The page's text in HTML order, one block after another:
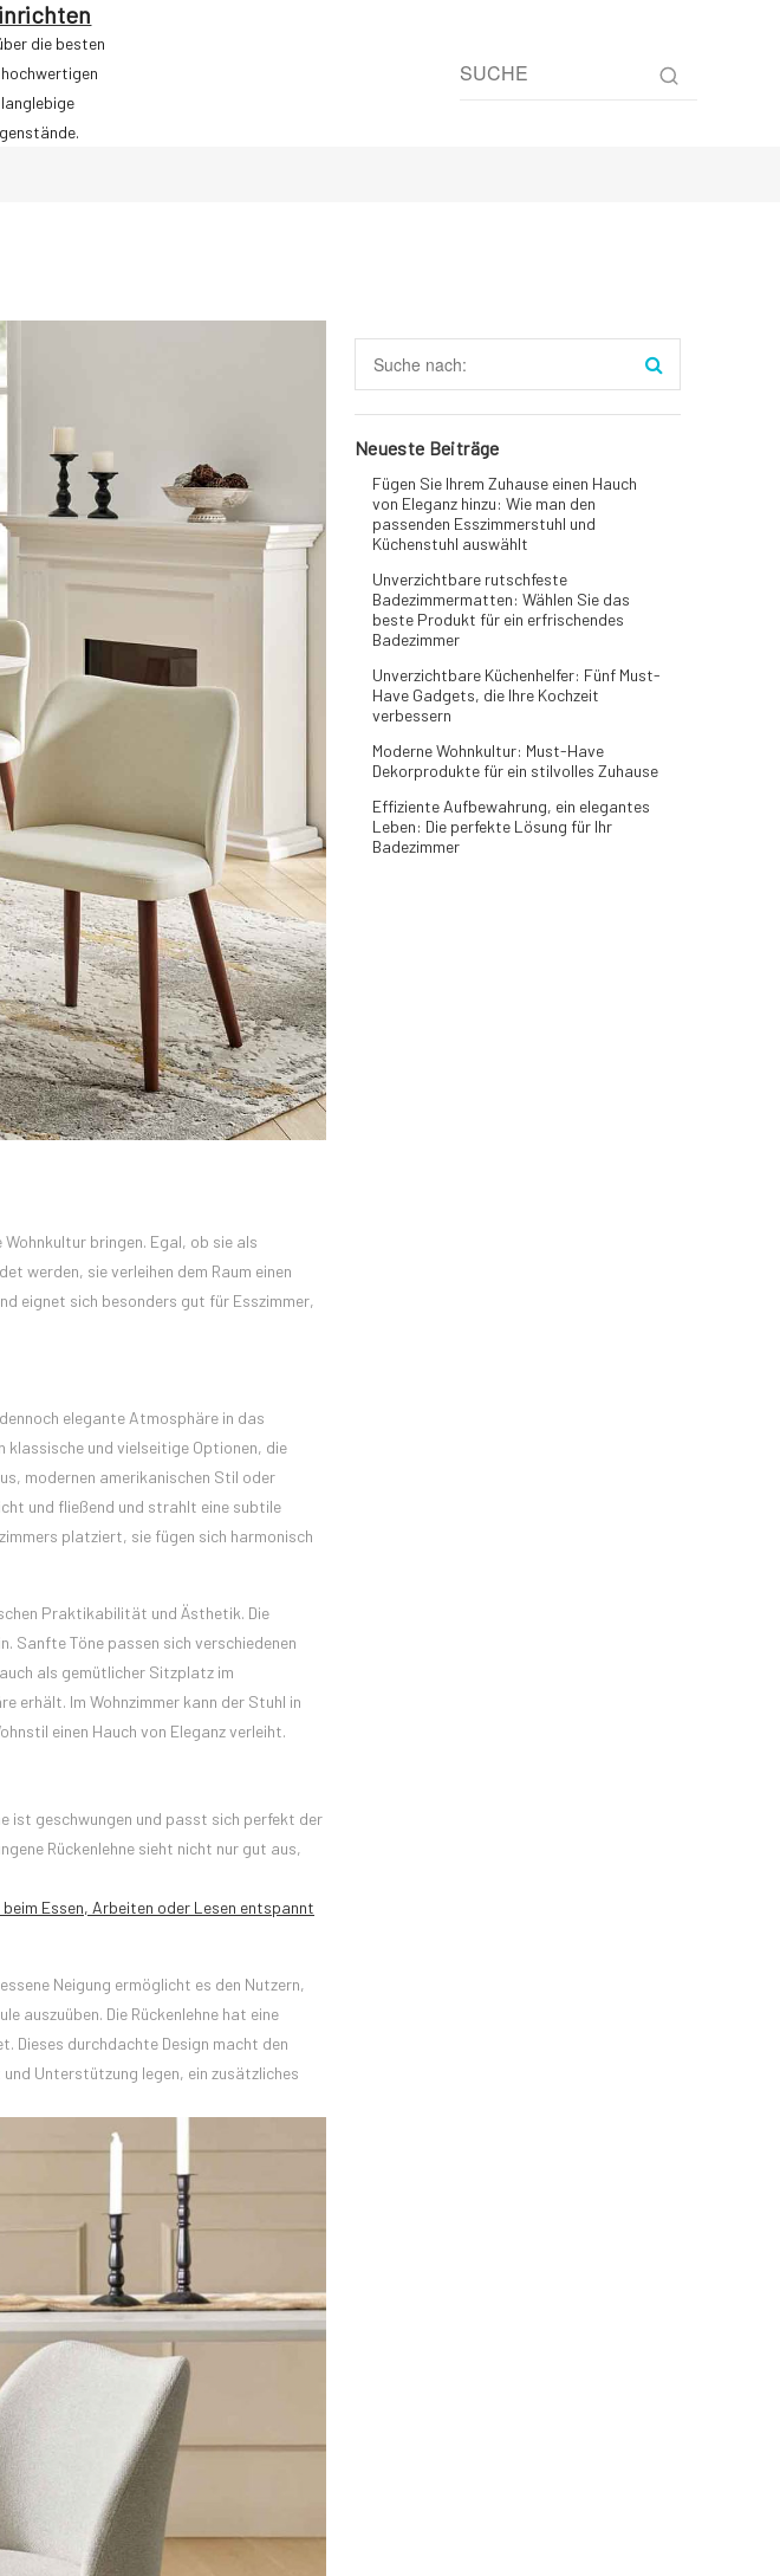
die besten
bringen. Egal, ob sie als
werden, sie verleihen dem Raum einen
eignet sich besonders gut für Esszimmer,
elegante Atmosphäre in das
klassische und vielseitige Optionen, die
modernen amerikanischen Stil oder
und fließend und strahlt eine subtile
platziert, sie fügen sich harmonisch
Praktikabilität und Ästhetik. Die
Sanfte Töne passen sich verschiedenen
als gemütlicher Sitzplatz im
erhält. Im Wohnzimmer kann der Stuhl in
einen Hauch von Eleganz verleiht.
ist geschwungen und passt sich perfekt der
Rückenlehne sieht nicht nur gut aus,
Essen, Arbeiten oder Lesen entspannt
Neigung ermöglicht es den Nutzern,
auszuüben. Die Rückenlehne hat eine
Dieses durchdachte Design macht den
Unterstützung legen, ein zusätzliches
Neueste Beiträge
Fügen Sie Ihrem Zuhause einen Hauch
von Eleganz hinzu: Wie man den
passenden Esszimmerstuhl und
Küchenstuhl auswählt
Unverzichtbare rutschfeste
Badezimmermatten: Wählen Sie das
beste Produkt für ein erfrischendes
Badezimmer
Unverzichtbare Küchenhelfer: Fünf Must-
Have Gadgets, die Ihre Kochzeit
verbessern
Moderne Wohnkultur: Must-Have
Dekorprodukte für ein stilvolles Zuhause
Effiziente Aufbewahrung, ein elegantes
Leben: Die perfekte Lösung für Ihr
Badezimmer